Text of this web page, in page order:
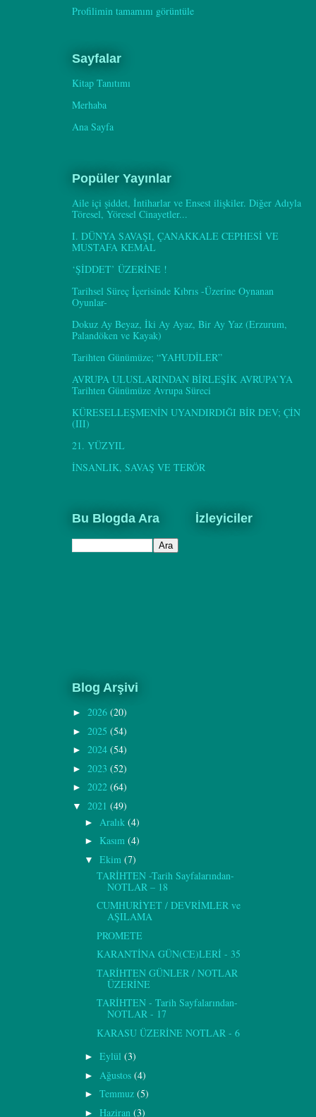
Profilimin tamamını görüntüle
Sayfalar
Kitap Tanıtımı
Merhaba
Ana Sayfa
Popüler Yayınlar
Aile içi şiddet, İntiharlar ve Ensest ilişkiler. Diğer Adıyla
Töresel, Yöresel Cinayetler...
I. DÜNYA SAVAŞI, ÇANAKKALE CEPHESİ VE
MUSTAFA KEMAL
‘ŞİDDET’ ÜZERİNE !
Tarihsel Süreç İçerisinde Kıbrıs -Üzerine Oynanan
Oyunlar-
Dokuz Ay Beyaz, İki Ay Ayaz, Bir Ay Yaz (Erzurum,
Palandöken ve Kayak)
Tarihten Günümüze; “YAHUDİLER”
AVRUPA ULUSLARINDAN BİRLEŞİK AVRUPA’YA
Tarihten Günümüze Avrupa Süreci
KÜRESELLEŞMENİN UYANDIRDIĞI BİR DEV; ÇİN
(III)
21. YÜZYIL
İNSANLIK, SAVAŞ VE TERÖR
Bu Blogda Ara İzleyiciler
Blog Arşivi
► 2026 (20)
► 2025 (54)
► 2024 (54)
► 2023 (52)
► 2022 (64)
▼ 2021 (49)
► Aralık (4)
► Kasım (4)
▼ Ekim (7)
TARİHTEN -Tarih Sayfalarından-
NOTLAR – 18
CUMHURİYET / DEVRİMLER ve
AŞILAMA
PROMETE
KARANTİNA GÜN(CE)LERİ - 35
TARİHTEN GÜNLER / NOTLAR
ÜZERİNE
TARİHTEN - Tarih Sayfalarından-
NOTLAR - 17
KARASU ÜZERİNE NOTLAR - 6
► Eylül (3)
► Ağustos (4)
► Temmuz (5)
► Haziran (3)